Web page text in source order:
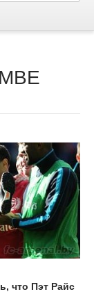
что Пэт Райс